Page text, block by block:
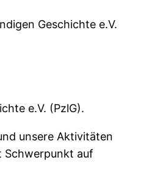
Geschichte e.V.
e.V. (PzlG).
unsere Aktivitäten
Schwerpunkt auf